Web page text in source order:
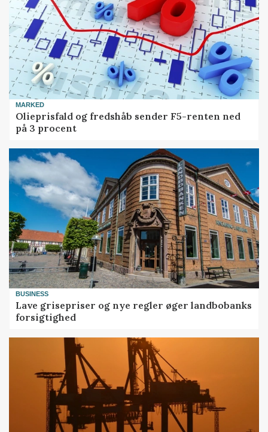
MARKED
Olieprisfald og fredshåb sender F5-renten ned
på 3 procent
BUSINESS
Lave grisepriser og nye regler øger landbobanks
forsigtighed